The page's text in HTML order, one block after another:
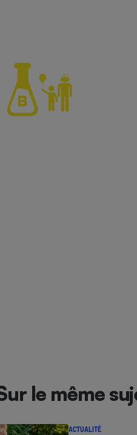
le même
ACTUALITÉ